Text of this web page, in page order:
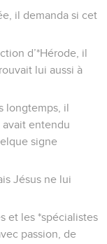
il demanda si cet
d’*Hérode, il
lui aussi à
longtemps, il
avait entendu
signe
Jésus ne lui
et les *spécialistes
passion, de